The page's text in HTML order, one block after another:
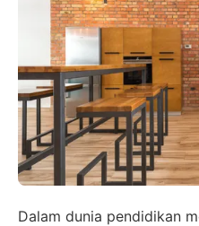
Dalam dunia pendidikan